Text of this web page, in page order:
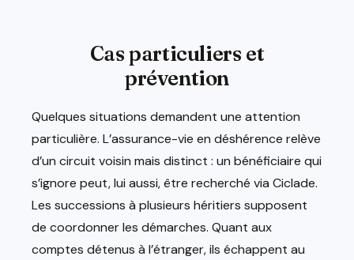
Cas particuliers et
prévention
Quelques situations demandent une attention
particulière. L’assurance-vie en déshérence relève
d’un circuit voisin mais distinct : un bénéficiaire qui
s’ignore peut, lui aussi, être recherché via Ciclade.
Les successions à plusieurs héritiers supposent
de coordonner les démarches. Quant aux
comptes détenus à l’étranger, ils échappent au